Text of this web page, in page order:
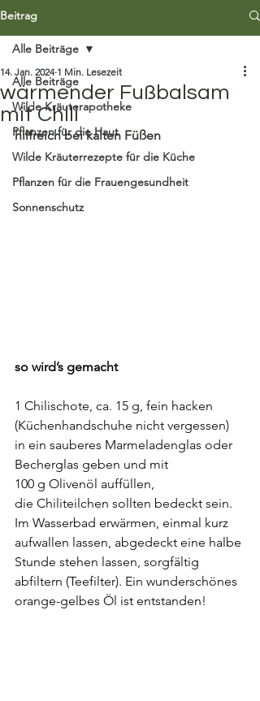
Beitrag
Alle Beiträge
Wilde Kräuterapotheke
Pflanzen für die Haut
Wilde Kräuterrezepte für die Küche
Pflanzen für die Frauengesundheit
Sonnenschutz
Alle Beiträge
wärmender Fußbalsam
mit Chili
14. Jan. 2024 1 Min. Lesezeit
hilfreich bei kalten Füßen
so wird’s gemacht
1 Chilischote, ca. 15 g, fein hacken
(Küchenhandschuhe nicht vergessen)
in ein sauberes Marmeladenglas oder
Becherglas geben und mit
100 g Olivenöl auffüllen,
die Chiliteilchen sollten bedeckt sein.
Im Wasserbad erwärmen, einmal kurz
aufwallen lassen, abgedeckt eine halbe
Stunde stehen lassen, sorgfältig
abfiltern (Teefilter). Ein wunderschönes
orange-gelbes Öl ist entstanden!